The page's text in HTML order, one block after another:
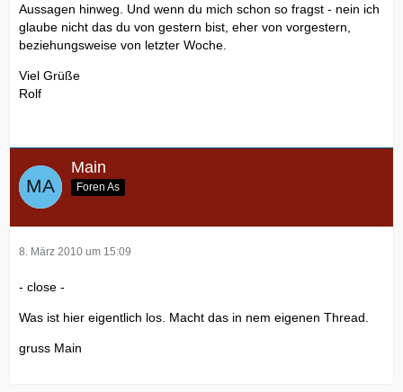
Aussagen hinweg. Und wenn du mich schon so fragst - nein ich
glaube nicht das du von gestern bist, eher von vorgestern,
beziehungsweise von letzter Woche.
Viel Grüße
Rolf
Main
Foren As
8. März 2010 um 15:09
- close -
Was ist hier eigentlich los. Macht das in nem eigenen Thread.
gruss Main